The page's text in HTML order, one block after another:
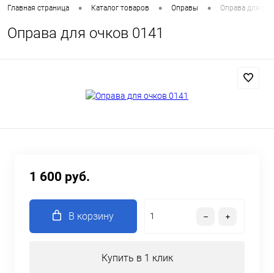
Главная страница • Каталог товаров • Оправы • Оправа для
Оправа для очков 0141
1 600 руб.
В корзину
Купить в 1 клик